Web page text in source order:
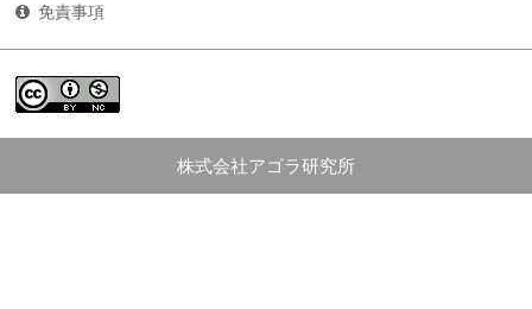
免責事項
株式会社アゴラ研究所